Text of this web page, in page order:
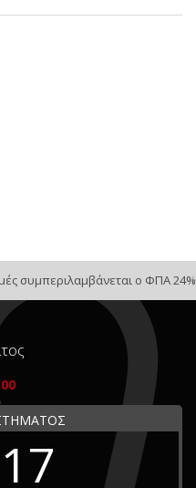
συμπεριλαμβάνεται ο ΦΠΑ 24%
17